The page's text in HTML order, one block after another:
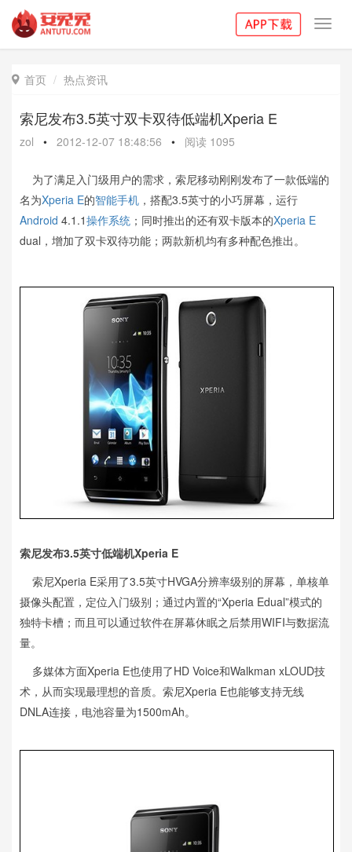
 首页 热点资讯
索尼发布3.5英寸双卡双待低端机Xperia E
zol • 2012-12-07 18:48:56 • 阅读 1095
为了满足入门级用户的需求，索尼移动刚刚发布了一款低端的
名为Xperia E的智能手机 ，搭配3.5英寸的小巧屏幕，运行
Android 4.1.1操作系统 ；同时推出的还有双卡版本的Xperia E
dual，增加了双卡双待功能；两款新机均有多种配色推出。
索尼发布3.5英寸低端机Xperia E
索尼Xperia E采用了3.5英寸HVGA分辨率级别的屏幕，单核单
摄像头配置，定位入门级别；通过内置的“Xperia Edual”模式的
独特卡槽；而且可以通过软件在屏幕休眠之后禁用WIFI与数据流
量。
多媒体方面Xperia E也使用了HD Voice和Walkman xLOUD技
术，从而实现最理想的音质。索尼Xperia E也能够支持无线
DNLA连接，电池容量为1500mAh。